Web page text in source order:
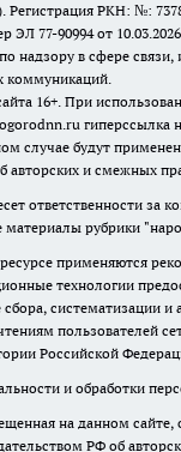
РКН: №:
ЭЛ 77-90994 от
надзору в сфере
коммуникаций.
16+. При
гиперссылка
случае будут
авторских и смежных
ответственности за
материалы рубрики
применяются
технологии
систематизации и
пользователей
Российской
и обработки
на данном сайте,
РФ об